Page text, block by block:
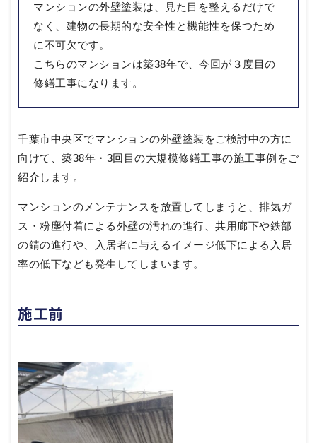
マンションの外壁塗装は、見た目を整えるだけで
なく、建物の長期的な安全性と機能性を保つため
に不可欠です。
こちらのマンションは築38年で、今回が３度目の
修繕工事になります。
千葉市中央区でマンションの外壁塗装をご検討中の方に
向けて、築38年・3回目の大規模修繕工事の施工事例をご
紹介します。
マンションのメンテナンスを放置してしまうと、排気ガ
ス・粉塵付着による外壁の汚れの進行、共用廊下や鉄部
の錆の進行や、入居者に与えるイメージ低下による入居
率の低下なども発生してしまいます。
施工前